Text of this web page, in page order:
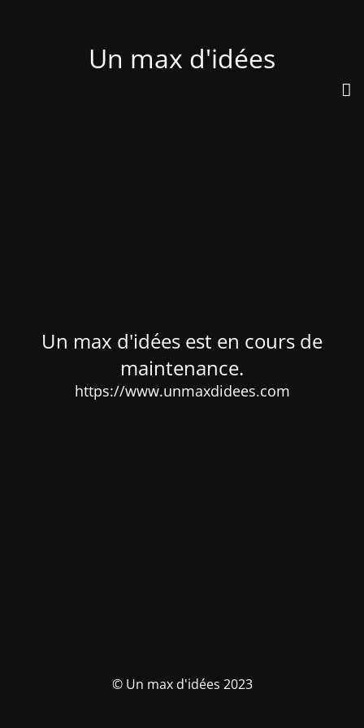
Un max d'idées
Un max d'idées est en cours de
maintenance.
https://www.unmaxdidees.com
© Un max d'idées 2023